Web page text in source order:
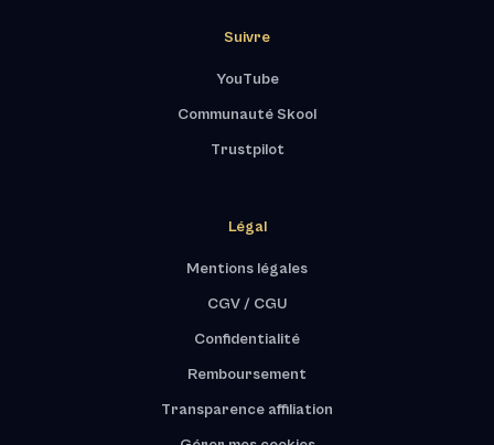
Suivre
YouTube
Communauté Skool
Trustpilot
Légal
Mentions légales
CGV / CGU
Confidentialité
Remboursement
Transparence affiliation